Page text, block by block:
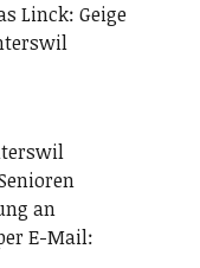
Linck: Geige
an
E-Mail: